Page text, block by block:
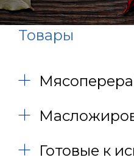
Товары
Готовые к